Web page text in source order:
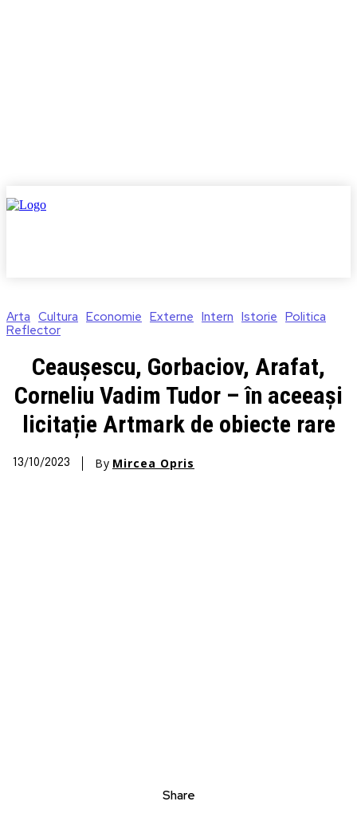
Arta Cultura Economie Externe Intern Istorie Politica
Reflector
Ceaușescu, Gorbaciov, Arafat,
Corneliu Vadim Tudor – în aceeași
licitație Artmark de obiecte rare
13/10/2023 By Mircea Opris
Share